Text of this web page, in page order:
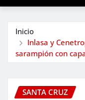
Inicio
Inlasa y
sarampión con
SANTA CRUZ